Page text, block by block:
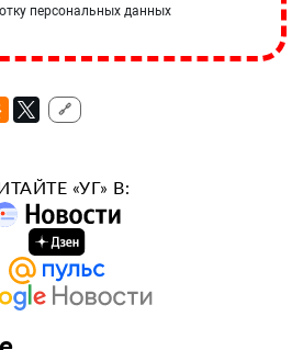
персональных данных
🔗
«УГ» В: